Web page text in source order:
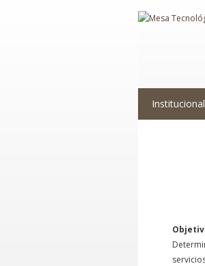
Institucional